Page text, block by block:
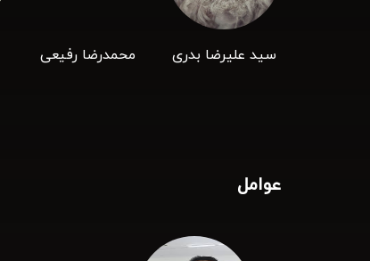
سید علیرضا بدری محمدرضا رفیعی
عوامل